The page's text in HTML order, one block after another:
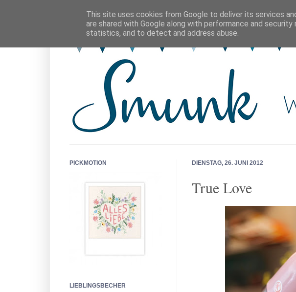
DIENSTAG, 26. JUNI 2012
True Love
PICKMOTION
LIEBLINGSBECHER
This site uses cookies from Google to deliver its services
are shared with Google along with performance and
statistics, and to detect and address abuse.